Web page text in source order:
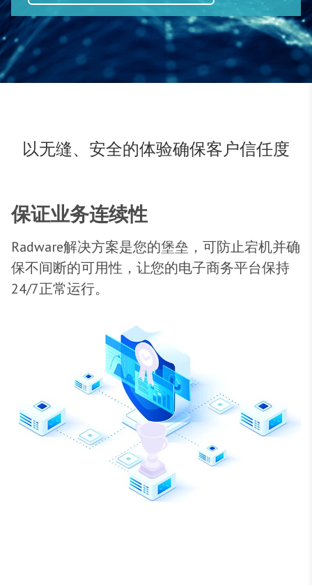
以无缝、安全的体验确保客户信任度
保证业务连续性
Radware解决方案是您的堡垒，可防止宕机并确
保不间断的可用性，让您的电子商务平台保持
24/7正常运行。